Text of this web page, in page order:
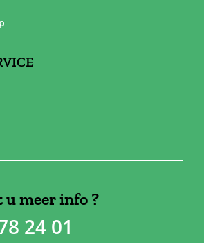
u meer info ?
24 01